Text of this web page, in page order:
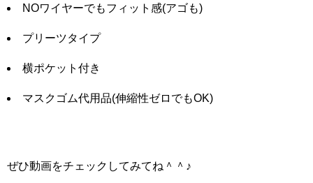
NOワイヤーでもフィット感(アゴも)
プリーツタイプ
横ポケット付き
マスクゴム代用品(伸縮性ゼロでもOK)
ぜひ動画をチェックしてみてね＾＾♪